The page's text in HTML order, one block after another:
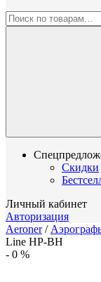
Скидки
Личный кабинет
Авторизация
Aeroner/
Line HP-BH
- 0 %